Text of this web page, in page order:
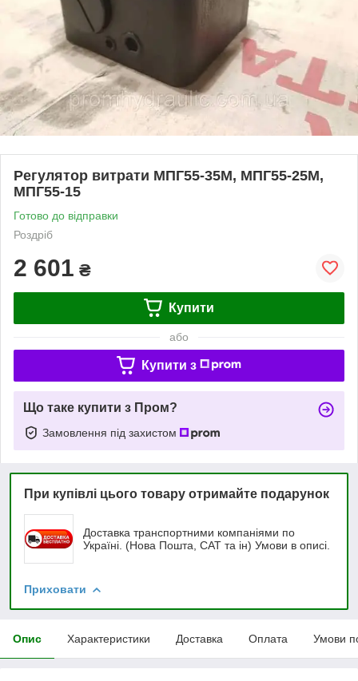
Регулятор витрати МПГ55-35М, МПГ55-25М,
МПГ55-15
Готово до відправки
Роздріб
2 601 ₴
Купити
або
Купити з
Що таке купити з Пром?
Замовлення під захистом
При купівлі цього товару отримайте подарунок
Доставка транспортними компаніями по
Україні. (Нова Пошта, САТ та ін) Умови в описі.
Приховати
Опис Характеристики Доставка Оплата Умови